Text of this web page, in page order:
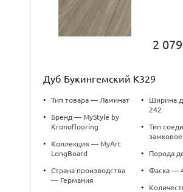
2
Дуб Букингемский К329
• Тип товара — Ламинат
•
Бренд — MyStyle by
Kronoflooring
•
Коллекция — MyArt
LongBoard
•
Страна производства
— Германия
•
Ширина
242
•
Тип
замковое
• Порода
• Фаска —
•